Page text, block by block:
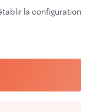
la configuration